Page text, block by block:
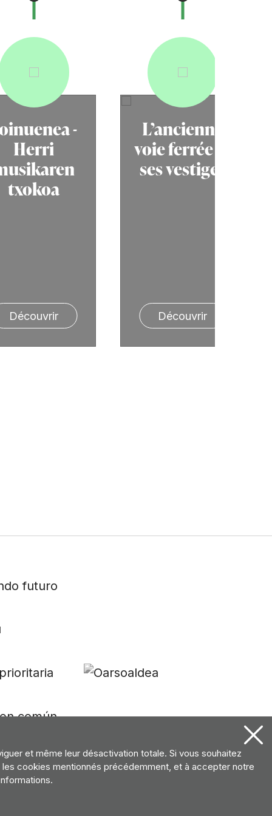
-
Herri
txokoa
Découvrir
L’ancienne
voie ferrée et
ses vestiges
Découvrir
et même leur désactivation totale. Si vous souhaitez
cookies mentionnés précédemment, et à accepter notre